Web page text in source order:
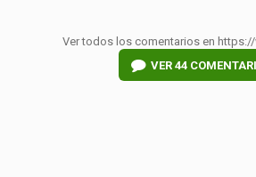
Ver todos los comentarios en
VER 44